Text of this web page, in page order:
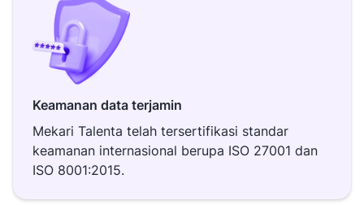
Keamanan data terjamin
Mekari Talenta telah tersertifikasi standar
keamanan internasional berupa ISO 27001 dan
ISO 8001:2015.